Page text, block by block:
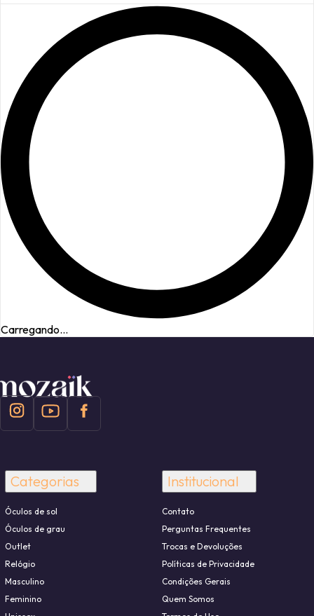
Carregando...
Categorias
Óculos de sol
Óculos de grau
Outlet
Relógio
Masculino
Feminino
Institucional
Contato
Perguntas Frequentes
Trocas e Devoluções
Políticas de Privacidade
Condições Gerais
Quem Somos